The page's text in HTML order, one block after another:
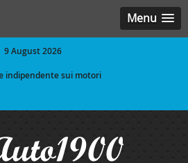
Menu
9 August 2026
indipendente sui motori